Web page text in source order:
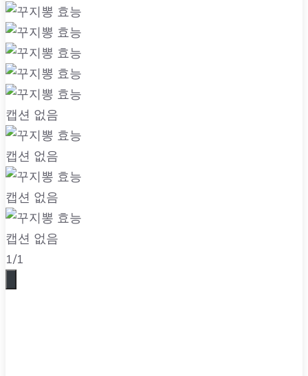
캡션 없음
캡션 없음
캡션 없음
캡션 없음
1/1